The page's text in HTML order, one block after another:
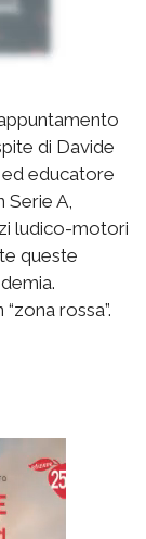
di Davide
ed educatore
Serie A,
ludico-motori
queste
rossa”.